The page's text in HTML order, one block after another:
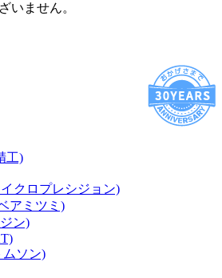
いません。
工)
クロプレシジョン)
アミツミ)
ン)
ソン)